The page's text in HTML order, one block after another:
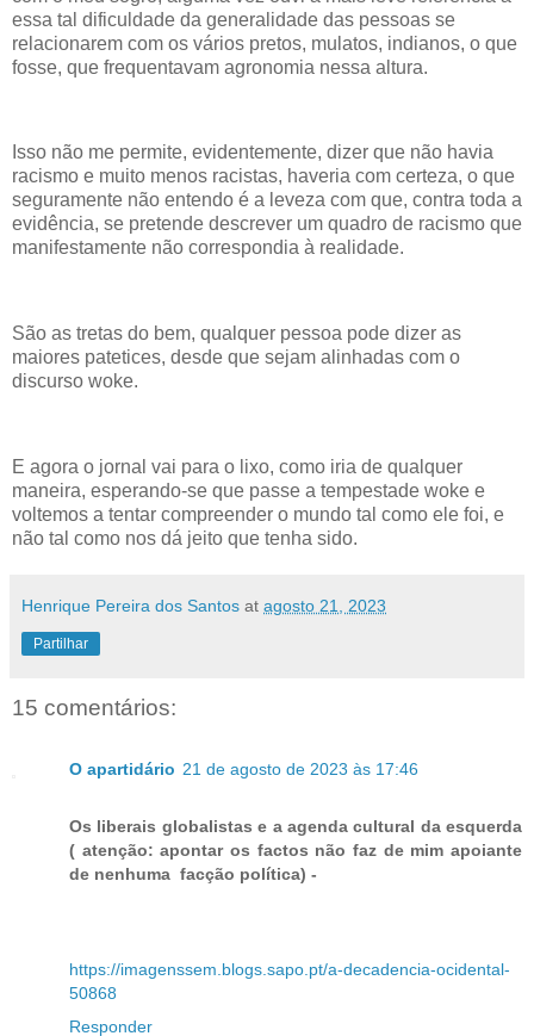
essa tal dificuldade da generalidade das pessoas se
relacionarem com os vários pretos, mulatos, indianos, o que
fosse, que frequentavam agronomia nessa altura.
Isso não me permite, evidentemente, dizer que não havia
racismo e muito menos racistas, haveria com certeza, o que
seguramente não entendo é a leveza com que, contra toda a
evidência, se pretende descrever um quadro de racismo que
manifestamente não correspondia à realidade.
São as tretas do bem, qualquer pessoa pode dizer as
maiores patetices, desde que sejam alinhadas com o
discurso woke.
E agora o jornal vai para o lixo, como iria de qualquer
maneira, esperando-se que passe a tempestade woke e
voltemos a tentar compreender o mundo tal como ele foi, e
não tal como nos dá jeito que tenha sido.
Henrique Pereira dos Santos at agosto 21, 2023
Partilhar
15 comentários:
O apartidário 21 de agosto de 2023 às 17:46
Os liberais globalistas e a agenda cultural da esquerda
( atenção: apontar os factos não faz de mim apoiante
de nenhuma facção política) -
https://imagenssem.blogs.sapo.pt/a-decadencia-ocidental-
50868
Responder